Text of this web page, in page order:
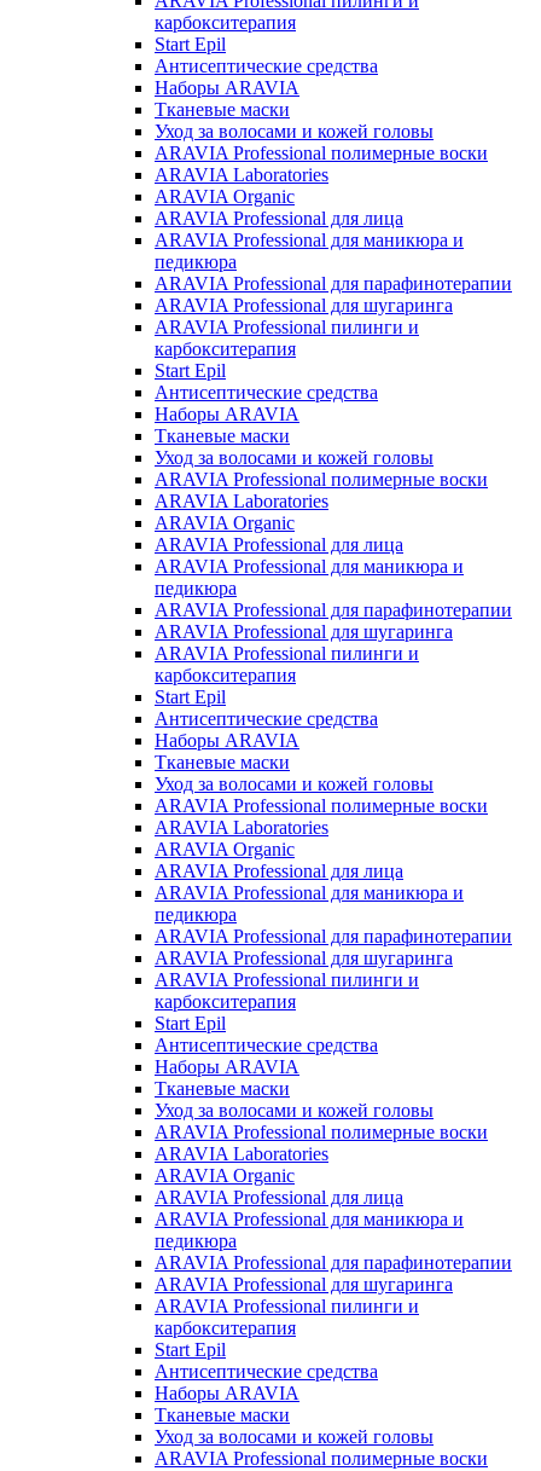
карбокситерапия
Start Epil
Антисептические средства
Наборы ARAVIA
Тканевые маски
Уход за волосами и кожей головы
ARAVIA Professional полимерные воски
ARAVIA Laboratories
ARAVIA Organic
ARAVIA Professional для лица
ARAVIA Professional для маникюра и
педикюра
ARAVIA Professional для парафинотерапии
ARAVIA Professional для шугаринга
ARAVIA Professional пилинги и
карбокситерапия
Start Epil
Антисептические средства
Наборы ARAVIA
Тканевые маски
Уход за волосами и кожей головы
ARAVIA Professional полимерные воски
ARAVIA Laboratories
ARAVIA Organic
ARAVIA Professional для лица
ARAVIA Professional для маникюра и
педикюра
ARAVIA Professional для парафинотерапии
ARAVIA Professional для шугаринга
ARAVIA Professional пилинги и
карбокситерапия
Start Epil
Антисептические средства
Наборы ARAVIA
Тканевые маски
Уход за волосами и кожей головы
ARAVIA Professional полимерные воски
ARAVIA Laboratories
ARAVIA Organic
ARAVIA Professional для лица
ARAVIA Professional для маникюра и
педикюра
ARAVIA Professional для парафинотерапии
ARAVIA Professional для шугаринга
ARAVIA Professional пилинги и
карбокситерапия
Start Epil
Антисептические средства
Наборы ARAVIA
Тканевые маски
Уход за волосами и кожей головы
ARAVIA Professional полимерные воски
ARAVIA Laboratories
ARAVIA Organic
ARAVIA Professional для лица
ARAVIA Professional для маникюра и
педикюра
ARAVIA Professional для парафинотерапии
ARAVIA Professional для шугаринга
ARAVIA Professional пилинги и
карбокситерапия
Start Epil
Антисептические средства
Наборы ARAVIA
Тканевые маски
Уход за волосами и кожей головы
ARAVIA Professional полимерные воски